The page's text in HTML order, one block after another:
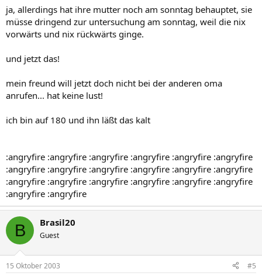
ja, allerdings hat ihre mutter noch am sonntag behauptet, sie
müsse dringend zur untersuchung am sonntag, weil die nix
vorwärts und nix rückwärts ginge.
und jetzt das!
mein freund will jetzt doch nicht bei der anderen oma
anrufen... hat keine lust!
ich bin auf 180 und ihn läßt das kalt
:angryfire :angryfire :angryfire :angryfire :angryfire :angryfire
:angryfire :angryfire :angryfire :angryfire :angryfire :angryfire
:angryfire :angryfire :angryfire :angryfire :angryfire :angryfire
:angryfire :angryfire
B Brasil20
Guest
15 Oktober 2003 #5